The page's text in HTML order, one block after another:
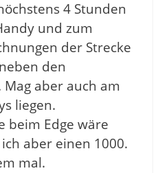
4 Stunden
und zum
der Strecke
den
aber auch am
liegen.
beim Edge wäre
aber einen 1000.
mal.